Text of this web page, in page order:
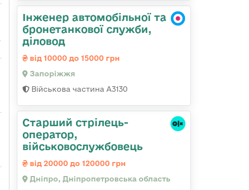
Інженер автомобільної та
бронетанкової служби,
діловод
від 10000 до 15000 грн
Запоріжжя
Військова частина А3130
Старший стрілець-
оператор,
військовослужбовець
від 20000 до 120000 грн
Дніпро, Дніпропетровська область